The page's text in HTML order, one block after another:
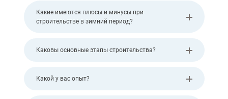
Какие имеются плюсы и минусы при
строительстве в зимний период?
Каковы основные этапы строительства?
Какой у вас опыт?